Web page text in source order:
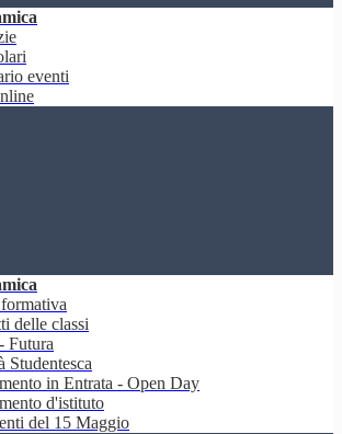
eventi
delle classi
Futura
Studentesca
in Entrata - Open Day
d'istituto
del 15 Maggio